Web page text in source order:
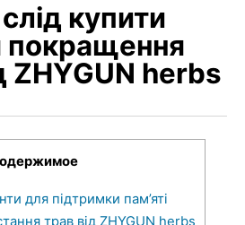
купити
покращення
ZHYGUN herbs
для підтримки пам’яті
трав від ZHYGUN herbs